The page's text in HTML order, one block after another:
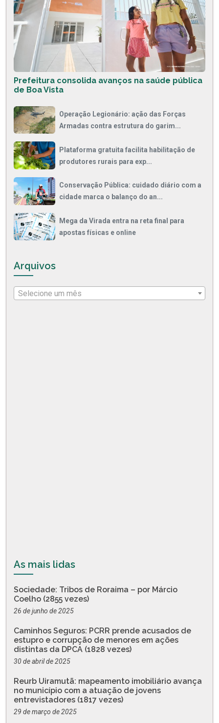
Prefeitura consolida avanços na saúde pública
de Boa Vista
Operação Legionário: ação das Forças
Armadas contra estrutura do garim...
Plataforma gratuita facilita habilitação de
produtores rurais para exp...
Conservação Pública: cuidado diário com a
cidade marca o balanço do an...
Mega da Virada entra na reta final para
apostas físicas e online
Arquivos
Selecione um mês
As mais lidas
Sociedade: Tribos de Roraima – por Márcio
Coelho (2855 vezes)
26 de junho de 2025
Caminhos Seguros: PCRR prende acusados de
estupro e corrupção de menores em ações
distintas da DPCA (1828 vezes)
30 de abril de 2025
Reurb Uiramutã: mapeamento imobiliário avança
no município com a atuação de jovens
entrevistadores (1817 vezes)
29 de março de 2025